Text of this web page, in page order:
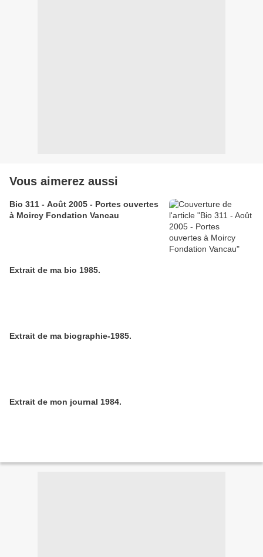
Vous aimerez aussi
Bio 311 - Août 2005 - Portes ouvertes
à Moircy Fondation Vancau
Extrait de ma bio 1985.
Extrait de ma biographie-1985.
Extrait de mon journal 1984.